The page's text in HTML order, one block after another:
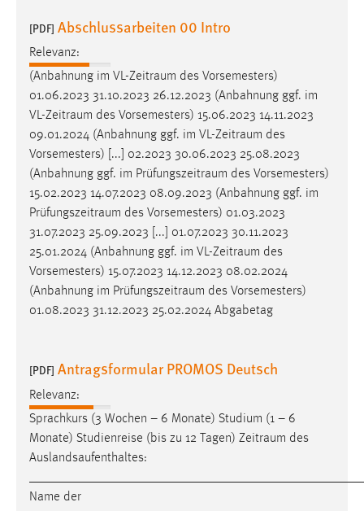
[PDF] Abschlussarbeiten 00 Intro
Relevanz:
(Anbahnung im VL-Zeitraum des Vorsemesters)
01.06.2023 31.10.2023 26.12.2023 (Anbahnung ggf. im
VL-Zeitraum des Vorsemesters) 15.06.2023 14.11.2023
09.01.2024 (Anbahnung ggf. im VL-Zeitraum des
Vorsemesters) [...] 02.2023 30.06.2023 25.08.2023
(Anbahnung ggf. im Prüfungszeitraum des Vorsemesters)
15.02.2023 14.07.2023 08.09.2023 (Anbahnung ggf. im
Prüfungszeitraum des Vorsemesters) 01.03.2023
31.07.2023 25.09.2023 [...] 01.07.2023 30.11.2023
25.01.2024 (Anbahnung ggf. im VL-Zeitraum des
Vorsemesters) 15.07.2023 14.12.2023 08.02.2024
(Anbahnung im Prüfungszeitraum des Vorsemesters)
01.08.2023 31.12.2023 25.02.2024 Abgabetag
[PDF] Antragsformular PROMOS Deutsch
Relevanz:
Sprachkurs (3 Wochen – 6 Monate) Studium (1 – 6
Monate) Studienreise (bis zu 12 Tagen) Zeitraum des
Auslandsaufenthaltes:
Name der